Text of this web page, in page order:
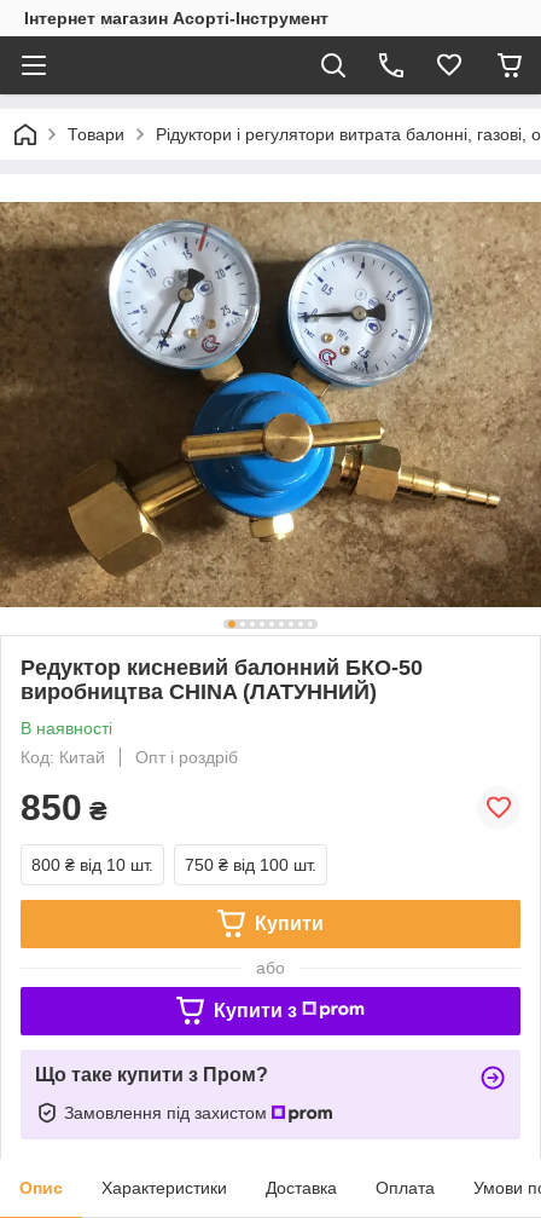
Інтернет магазин Асорті-Інструмент
Товари Рідуктори і регулятори витрата балонні, газові,
Редуктор кисневий балонний БКО-50
виробництва CHINA (ЛАТУННИЙ)
В наявності
Код: Китай
Опт і роздріб
850 ₴
800 ₴ від 10 шт. 750 ₴ від 100 шт.
Купити
або
Купити з
Що таке купити з Пром?
Замовлення під захистом
Опис Характеристики Доставка Оплата Умови